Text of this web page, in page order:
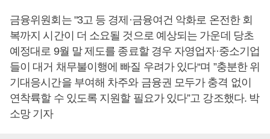
금융위원회는 "3고 등 경제·금융여건 악화로 온전한 회
복까지 시간이 더 소요될 것으로 예상되는 가운데 당초
예정대로 9월 말 제도를 종료할 경우 자영업자·중소기업
들이 대거 채무불이행에 빠질 우려가 있다“며 ”충분한 위
기대응시간을 부여해 차주와 금융권 모두가 충격 없이
연착륙할 수 있도록 지원할 필요가 있다”고 강조했다. 박
소망 기자